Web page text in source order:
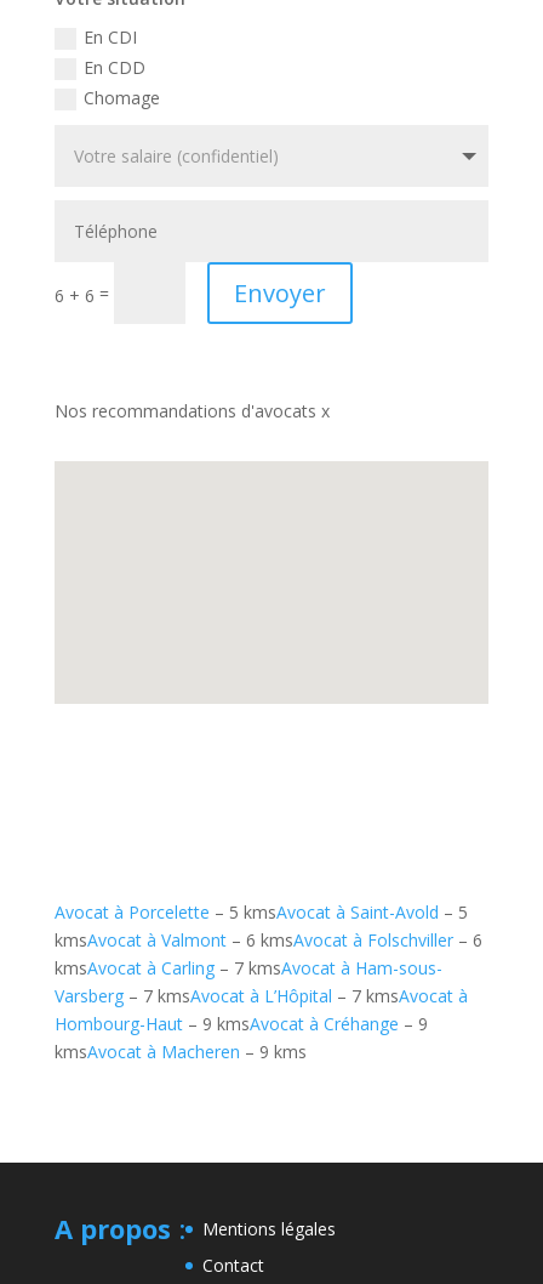
En CDI
En CDD
Chomage
6 + 6 = Envoyer
Nos recommandations d'avocats x
Avocat à Porcelette – 5 kmsAvocat à Saint-Avold – 5
kmsAvocat à Valmont– 6 kmsAvocat à Folschviller– 6
kmsAvocat à Carling– 7 kmsAvocat à Ham-sous-
Varsberg– 7 kmsAvocat à L’Hôpital – 7 kmsAvocat à
Hombourg-Haut– 9 kmsAvocat à Créhange – 9
kmsAvocat à Macheren – 9 kms
A propos :
Mentions légales
Contact